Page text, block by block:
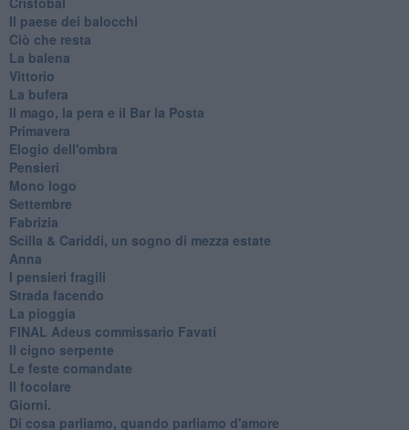
Il paese dei balocchi
Ciò che resta
La balena
Vittorio
La bufera
Il mago, la pera e il Bar la Posta
Primavera
Elogio dell'ombra
Pensieri
Mono logo
Settembre
Fabrizia
​Scilla & Cariddi, un sogno di mezza estate
Anna
I pensieri fragili
Strada facendo
La pioggia
FINAL Adeus commissario Favati
Il cigno serpente
Le feste comandate
Il focolare
Giorni.
Di cosa parliamo, quando parliamo d'amore